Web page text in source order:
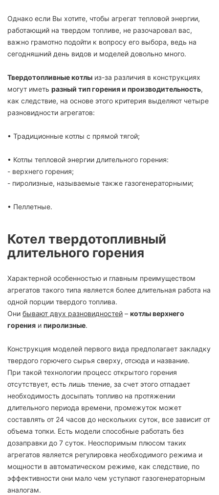
Однако если Вы хотите, чтобы агрегат тепловой энергии,
работающий на твердом топливе, не разочаровал вас,
важно грамотно подойти к вопросу его выбора, ведь на
сегодняшний день видов и моделей довольно много.
Твердотопливные котлы из-за различия в конструкциях
могут иметь разный тип горения и производительность,
как следствие, на основе этого критерия выделяют четыре
разновидности агрегатов:
• Традиционные котлы с прямой тягой;
• Котлы тепловой энергии длительного горения:
- верхнего горения;
- пиролизные, называемые также газогенераторными;
• Пеллетные.
Котел твердотопливный
длительного горения
Характерной особенностью и главным преимуществом
агрегатов такого типа является более длительная работа на
одной порции твердого топлива.
Они бывают двух разновидностей – котлы верхнего
горения и пиролизные.
Конструкция моделей первого вида предполагает закладку
твердого горючего сырья сверху, отсюда и название.
При такой технологии процесс открытого горения
отсутствует, есть лишь тление, за счет этого отпадает
необходимость досыпать топливо на протяжении
длительного периода времени, промежуток может
составлять от 24 часов до нескольких суток, все зависит от
объема топки. Есть модели способные работать без
дозаправки до 7 суток. Неоспоримым плюсом таких
агрегатов является регулировка необходимого режима и
мощности в автоматическом режиме, как следствие, по
эффективности они мало чем уступают газогенераторным
аналогам.